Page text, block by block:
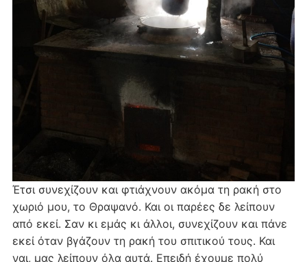
Έτσι συνεχίζουν και φτιάχνουν ακόμα τη ρακή στο
χωριό μου, το Θραψανό. Και οι παρέες δε λείπουν
από εκεί. Σαν κι εμάς κι άλλοι, συνεχίζουν και πάνε
εκεί όταν βγάζουν τη ρακή του σπιτικού τους. Και
ναι, μας λείπουν όλα αυτά. Επειδή έχουμε πολύ